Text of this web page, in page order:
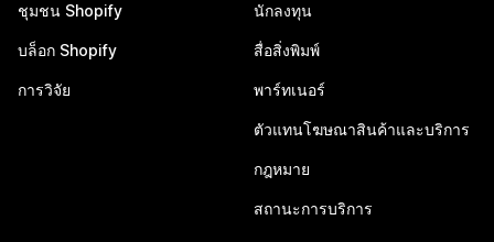
ชุมชน Shopify
บล็อก Shopify
การวิจัย
นักลงทุน
สื่อสิ่งพิมพ์
พาร์ทเนอร์
ตัวแทนโฆษณาสินค้าและบริการ
กฎหมาย
สถานะการบริการ